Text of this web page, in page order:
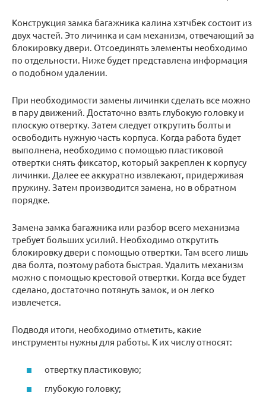
Конструкция замка багажника калина хэтчбек состоит из
двух частей. Это личинка и сам механизм, отвечающий за
блокировку двери. Отсоединять элементы необходимо
по отдельности. Ниже будет представлена информация
о подобном удалении.
При необходимости замены личинки сделать все можно
в пару движений. Достаточно взять глубокую головку и
плоскую отвертку. Затем следует открутить болты и
освободить нужную часть корпуса. Когда работа будет
выполнена, необходимо с помощью пластиковой
отвертки снять фиксатор, который закреплен к корпусу
личинки. Далее ее аккуратно извлекают, придерживая
пружину. Затем производится замена, но в обратном
порядке.
Замена замка багажника или разбор всего механизма
требует больших усилий. Необходимо открутить
блокировку двери с помощью отвертки. Там всего лишь
два болта, поэтому работа быстрая. Удалить механизм
можно с помощью крестовой отвертки. Когда все будет
сделано, достаточно потянуть замок, и он легко
извлечется.
Подводя итоги, необходимо отметить, какие
инструменты нужны для работы. К их числу относят:
отвертку пластиковую;
глубокую головку;